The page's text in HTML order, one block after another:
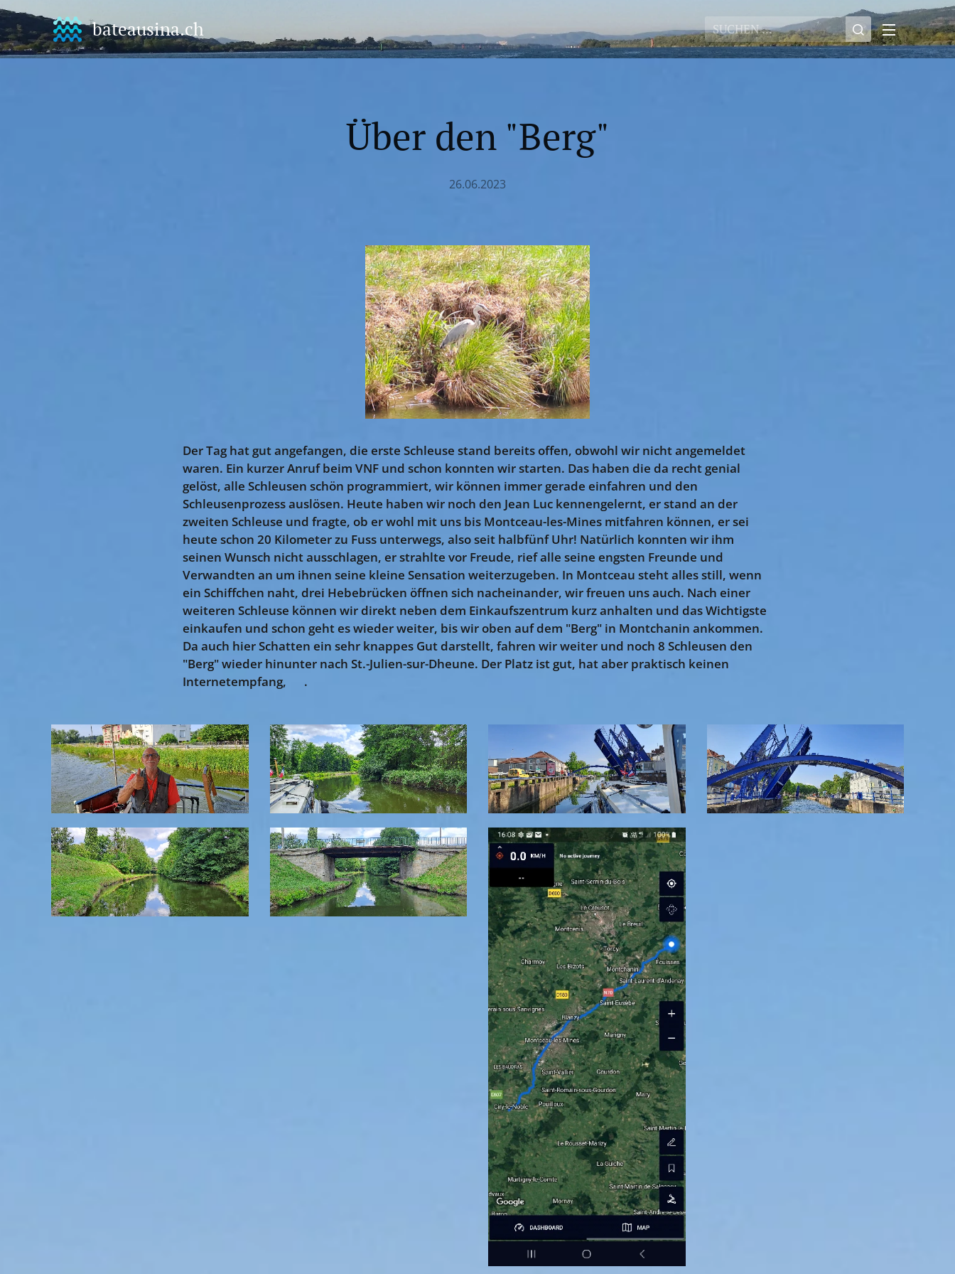
bateausina.ch
Über den "Berg"
26.06.2023
Der Tag hat gut angefangen, die erste Schleuse stand bereits offen, obwohl wir nicht angemeldet
waren. Ein kurzer Anruf beim VNF und schon konnten wir starten. Das haben die da recht genial
gelöst, alle Schleusen schön programmiert, wir können immer gerade einfahren und den
Schleusenprozess auslösen. Heute haben wir noch den Jean Luc kennengelernt, er stand an der
zweiten Schleuse und fragte, ob er wohl mit uns bis Montceau-les-Mines mitfahren können, er sei
heute schon 20 Kilometer zu Fuss unterwegs, also seit halbfünf Uhr! Natürlich konnten wir ihm
seinen Wunsch nicht ausschlagen, er strahlte vor Freude, rief alle seine engsten Freunde und
Verwandten an um ihnen seine kleine Sensation weiterzugeben. In Montceau steht alles still, wenn
ein Schiffchen naht, drei Hebebrücken öffnen sich nacheinander, wir freuen uns auch. Nach einer
weiteren Schleuse können wir direkt neben dem Einkaufszentrum kurz anhalten und das Wichtigste
einkaufen und schon geht es wieder weiter, bis wir oben auf dem "Berg" in Montchanin ankommen.
Da auch hier Schatten ein sehr knappes Gut darstellt, fahren wir weiter und noch 8 Schleusen den
"Berg" wieder hinunter nach St.-Julien-sur-Dheune. Der Platz ist gut, hat aber praktisch keinen
Internetempfang, 🙄.